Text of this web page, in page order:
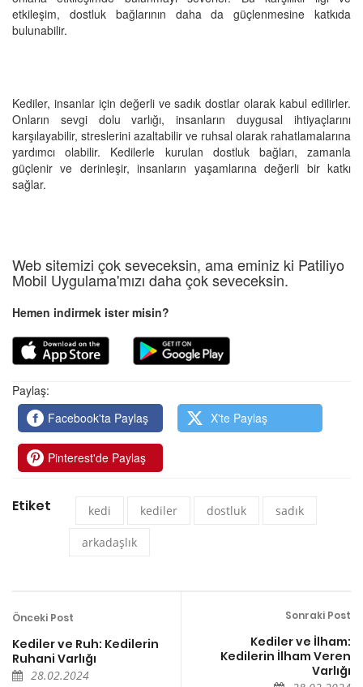
etkileşim, dostluk bağlarının daha da güçlenmesine katkıda
bulunabilir.
Kediler, insanlar için değerli ve sadık dostlar olarak kabul edilirler.
Onların sevgi dolu varlığı, insanların duygusal ihtiyaçlarını
karşılayabilir, streslerini azaltabilir ve ruhsal olarak rahatlamalarına
yardımcı olabilir. Kedilerle kurulan dostluk bağları, zamanla
güçlenir ve derinleşir, insanların yaşamlarına değerli bir katkı
sağlar.
Web sitemizi çok seveceksin, ama eminiz ki Patiliyo
Mobil Uygulama'mızı daha çok seveceksin.
Hemen indirmek ister misin?
Paylaş:
Facebook'ta Paylaş
X'te Paylaş
Pinterest'de Paylaş
Etiket kedi kediler dostluk sadık
arkadaşlık
Önceki Post
Kediler ve Ruh: Kedilerin
Ruhani Varlığı
28.02.2024
Sonraki Post
Kediler ve İlham:
Kedilerin İlham Veren
Varlığı